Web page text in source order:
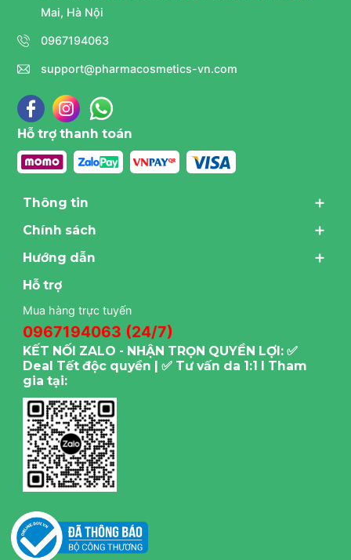
Mai, Hà Nội
0967194063
support@pharmacosmetics-vn.com
Hỗ trợ thanh toán
Thông tin
Chính sách
Hướng dẫn
Hỗ trợ
Mua hàng trực tuyến
0967194063 (24/7)
KẾT NỐI ZALO - NHẬN TRỌN QUYỀN LỢI: ✅
Deal Tết độc quyền | ✅ Tư vấn da 1:1 I Tham
gia tại: